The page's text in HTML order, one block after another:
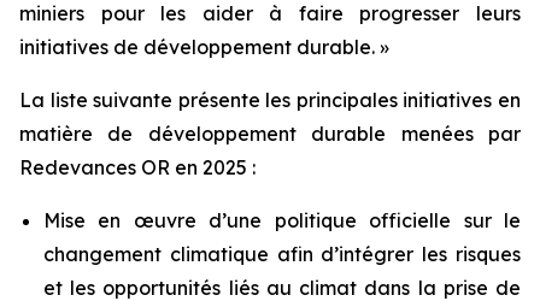
miniers pour les aider à faire progresser leurs
initiatives de développement durable. »
La liste suivante présente les principales initiatives en
matière de développement durable menées par
Redevances OR en 2025 :
Mise en œuvre d’une politique officielle sur le
changement climatique afin d’intégrer les risques
et les opportunités liés au climat dans la prise de